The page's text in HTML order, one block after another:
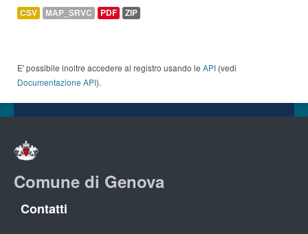
CSV MAP_SRVC PDF ZIP
E' possibile inoltre accedere al registro usando le API (vedi
Documentazione API).
Comune di Genova
Contatti